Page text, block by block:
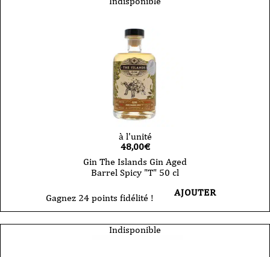
à l'unité
48,00€
Gin The Islands Gin Aged
Barrel Spicy "T" 50 cl
Gagnez 24 points fidélité ! AJOUTER
Indisponible